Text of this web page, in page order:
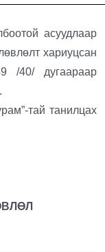
асуудлаар
хариуцсан
/40/ дугаараар
тай танилцах